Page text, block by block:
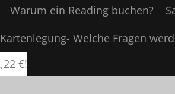
Warum ein Reading buchen?
Kartenlegung- Welche Fragen
€!